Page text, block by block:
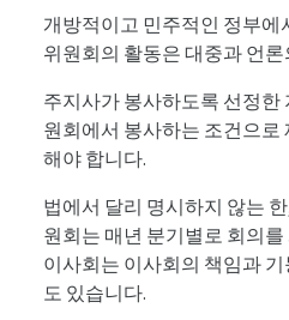
개방적이고 민주적인 정부
위원회의 활동은 대중과 언
주지사가 봉사하도록 선정한
원회에서 봉사하는 조건으로
해야 합니다.
법에서 달리 명시하지 않는
원회는 매년 분기별로 회의
이사회는 이사회의 책임과
도 있습니다.